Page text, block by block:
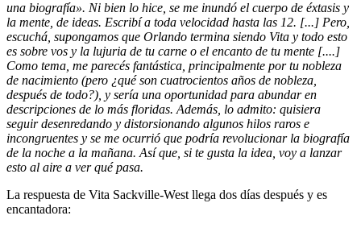
una biografía». Ni bien lo hice, se me inundó el cuerpo de éxtasis y
la mente, de ideas. Escribí a toda velocidad hasta las 12. [...] Pero,
escuchá, supongamos que Orlando termina siendo Vita y todo esto
es sobre vos y la lujuria de tu carne o el encanto de tu mente [....]
Como tema, me parecés fantástica, principalmente por tu nobleza
de nacimiento (pero ¿qué son cuatrocientos años de nobleza,
después de todo?), y sería una oportunidad para abundar en
descripciones de lo más floridas. Además, lo admito: quisiera
seguir desenredando y distorsionando algunos hilos raros e
incongruentes y se me ocurrió que podría revolucionar la biografía
de la noche a la mañana. Así que, si te gusta la idea, voy a lanzar
esto al aire a ver qué pasa.
La respuesta de Vita Sackville-West llega dos días después y es
encantadora: